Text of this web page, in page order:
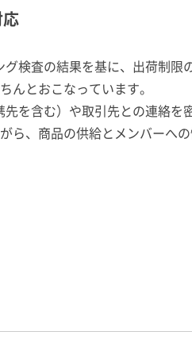
検査の結果を基に、出荷制限
んとおこなっています。
を含む）や取引先との連絡を
ら、商品の供給とメンバーへ